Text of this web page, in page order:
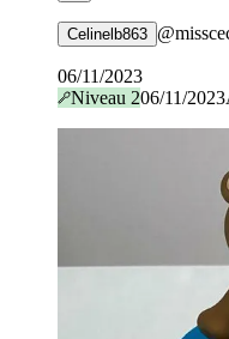
Celinelb863 @
06/11/2023
Niveau 206/11/2023